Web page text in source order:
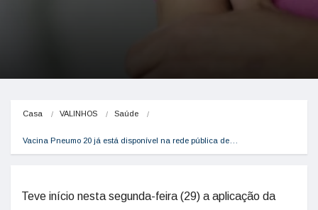
Casa VALINHOS Saúde
Vacina Pneumo 20 já está disponível na rede pública de…
Teve início nesta segunda-feira (29) a aplicação da